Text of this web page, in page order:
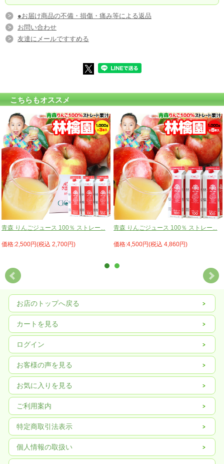
●お届け商品の不備・損傷・痛み等による返品
お問い合わせ
友達にメールですすめる
こちらもオススメ
青森 りんごジュース 100％ ストレー...
価格:2,500円(税込 2,700円)
青森 りんごジュース 100％ ストレー...
価格:4,500円(税込 4,860円)
お店のトップへ戻る
カートを見る
ログイン
お客様の声を見る
お気に入りを見る
ご利用案内
特定商取引法表示
個人情報の取扱い